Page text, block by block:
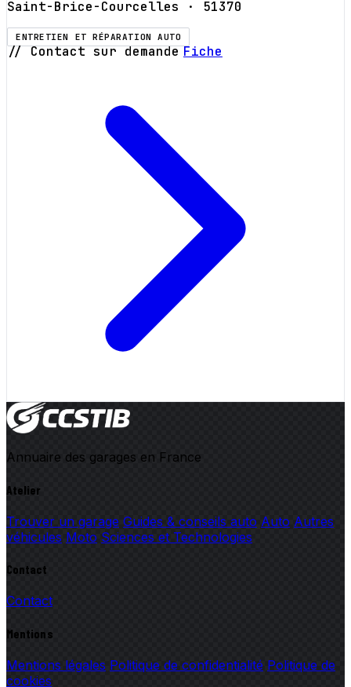
Saint-Brice-Courcelles · 51370
ENTRETIEN ET RÉPARATION AUTO
// Contact sur demande Fiche
Annuaire des garages en France
Atelier
Trouver un garage Guides & conseils auto Auto Autres
véhicules Moto Sciences et Technologies
Contact
Contact
Mentions
Mentions légales Politique de confidentialité Politique de
cookies